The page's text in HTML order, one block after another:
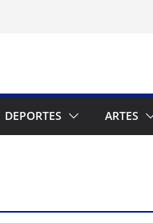
DEPORTES ARTES